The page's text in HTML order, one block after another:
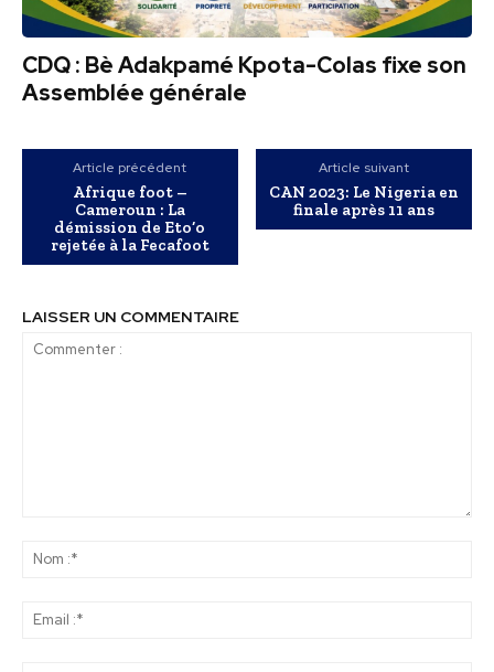
CDQ : Bè Adakpamé Kpota-Colas fixe son
Assemblée générale
Article précédent
Afrique foot –
Cameroun : La
démission de Eto’o
rejetée à la Fecafoot
Article suivant
CAN 2023: Le Nigeria en
finale après 11 ans
LAISSER UN COMMENTAIRE